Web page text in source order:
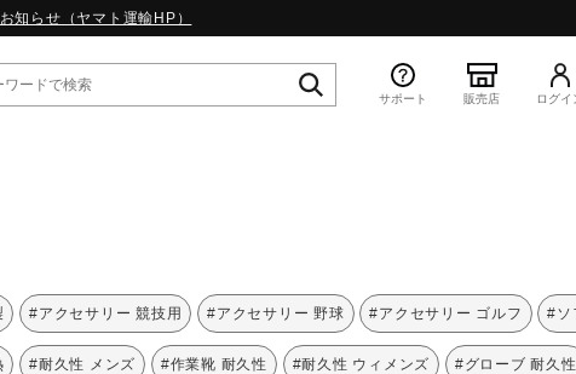
知らせ（ヤマト運輸HP）
サポート 販売店 ログイ
#アクセサリー 競技用 #アクセサリー 野球 #アクセサリー ゴルフ #ソ
#耐久性 メンズ #作業靴 耐久性 #耐久性 ウィメンズ #グローブ 耐久性